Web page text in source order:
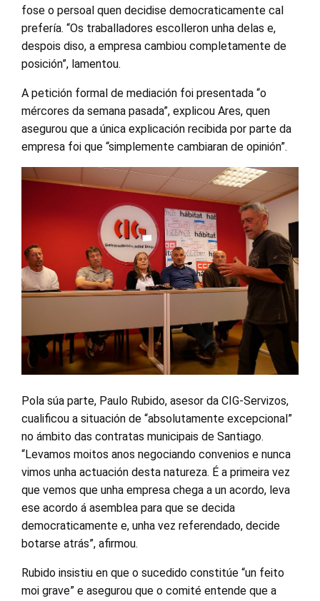
fose o persoal quen decidise democraticamente cal
prefería. “Os traballadores escolleron unha delas e,
despois diso, a empresa cambiou completamente de
posición”, lamentou.
A petición formal de mediación foi presentada “o
mércores da semana pasada”, explicou Ares, quen
asegurou que a única explicación recibida por parte da
empresa foi que “simplemente cambiaran de opinión”.
Pola súa parte, Paulo Rubido, asesor da CIG-Servizos,
cualificou a situación de “absolutamente excepcional”
no ámbito das contratas municipais de Santiago.
“Levamos moitos anos negociando convenios e nunca
vimos unha actuación desta natureza. É a primeira vez
que vemos que unha empresa chega a un acordo, leva
ese acordo á asemblea para que se decida
democraticamente e, unha vez referendado, decide
botarse atrás”, afirmou.
Rubido insistiu en que o sucedido constitúe “un feito
moi grave” e asegurou que o comité entende que a